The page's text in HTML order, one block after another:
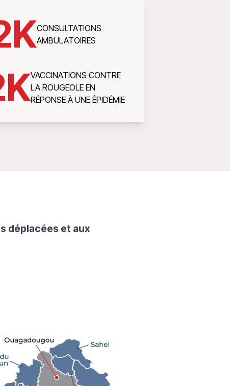
KCONSULTATIONS
AMBULATOIRES
KVACCINATIONS CONTRE
LA ROUGEOLE EN
RÉPONSE À UNE ÉPIDÉMIE
déplacées et aux